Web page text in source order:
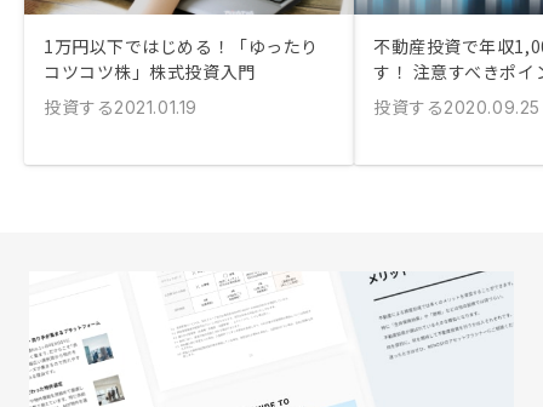
1万円以下ではじめる！「ゆったり
コツコツ株」株式投資入門
投資する2021.01.19
不動産投資で年収
す！ 注意すべきポイ
投資する2020.09.25